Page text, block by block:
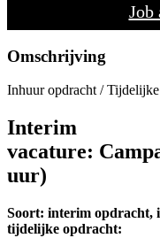
Job
Omschrijving
Inhuur opdracht /
Interim
vacature:
uur)
Soort: interim opdracht,
tijdelijke opdracht: